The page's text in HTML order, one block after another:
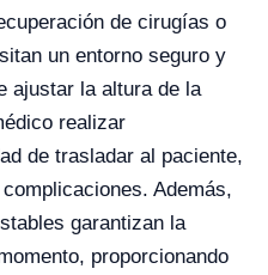
de cirugías o
un entorno seguro y
ajustar la altura de la
realizar
de trasladar al paciente,
Además,
garantizan la
proporcionando